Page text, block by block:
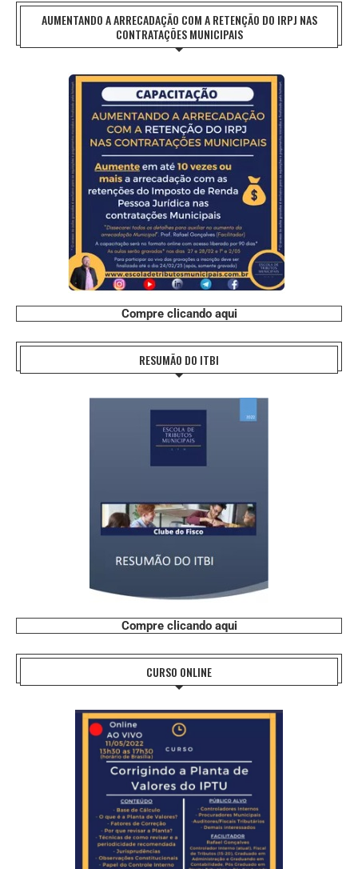
AUMENTANDO A ARRECADAÇÃO COM A RETENÇÃO DO IRPJ NAS
CONTRATAÇÕES MUNICIPAIS
Compre clicando aqui
RESUMÃO DO ITBI
Compre clicando aqui
CURSO ONLINE